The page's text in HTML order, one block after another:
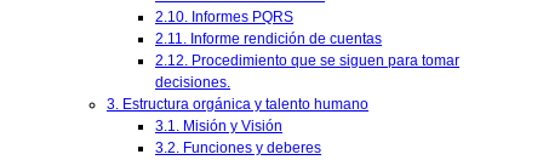
2.10. Informes PQRS
2.11. Informe rendición de cuentas
2.12. Procedimiento que se siguen para tomar
decisiones.
3. Estructura orgánica y talento humano
3.1. Misión y Visión
3.2. Funciones y deberes